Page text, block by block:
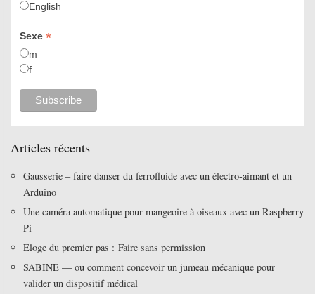
English
Sexe *
m
f
Articles récents
Gausserie – faire danser du ferrofluide avec un électro-aimant et un
Arduino
Une caméra automatique pour mangeoire à oiseaux avec un Raspberry
Pi
Eloge du premier pas : Faire sans permission
SABINE — ou comment concevoir un jumeau mécanique pour
valider un dispositif médical